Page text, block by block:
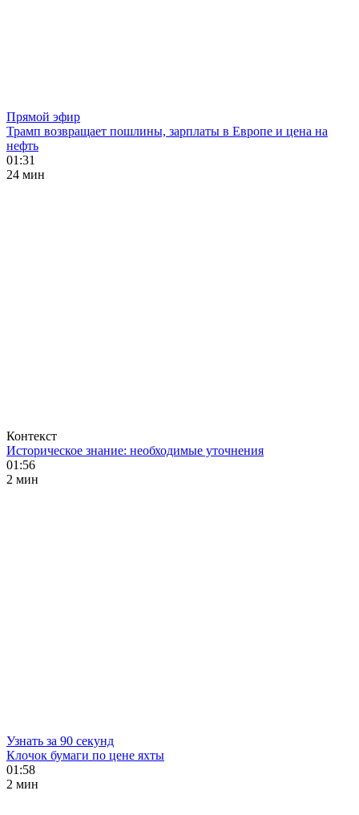
Прямой эфир
Трамп возвращает пошлины, зарплаты в Европе и цена на
нефть
01:31
24 мин
Контекст
Историческое знание: необходимые уточнения
01:56
2 мин
Узнать за 90 секунд
Клочок бумаги по цене яхты
01:58
2 мин